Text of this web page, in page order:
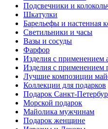
Подсвечники и
Шкатулки
Барельефы и настенная
Светильники и часы
Вазы и сосуды
Фарфор
Изделия с применением
Изделия с применением
Лучшие композиции
Коллекции для подарков
Подарок Санкт-
Морской подарок
Майолика мужчинам
Подарок женщине